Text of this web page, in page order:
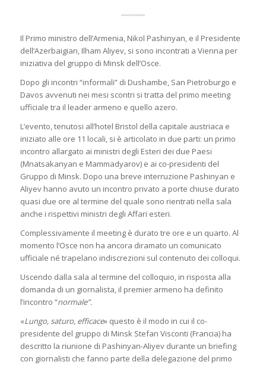
Il Primo ministro dell’Armenia, Nikol Pashinyan, e il Presidente
dell’Azerbaigian, Ilham Aliyev, si sono incontrati a Vienna per
iniziativa del gruppo di Minsk dell’Osce.
Dopo gli incontri “informali” di Dushambe, San Pietroburgo e
Davos avvenuti nei mesi scontri si tratta del primo meeting
ufficiale tra il leader armeno e quello azero.
L’evento, tenutosi all’hotel Bristol della capitale austriaca e
iniziato alle ore 11 locali, si è articolato in due parti: un primo
incontro allargato ai ministri degli Esteri dei due Paesi
(Mnatsakanyan e Mammadyarov) e ai co-presidenti del
Gruppo di Minsk. Dopo una breve interruzione Pashinyan e
Aliyev hanno avuto un incontro privato a porte chiuse durato
quasi due ore al termine del quale sono rientrati nella sala
anche i rispettivi ministri degli Affari esteri.
Complessivamente il meeting è durato tre ore e un quarto. Al
momento l’Osce non ha ancora diramato un comunicato
ufficiale né trapelano indiscrezioni sul contenuto dei colloqui.
Uscendo dalla sala al termine del colloquio, in risposta alla
domanda di un giornalista, il premier armeno ha definito
l’incontro “normale”.
«Lungo, saturo, efficace» questo è il modo in cui il co-
presidente del gruppo di Minsk Stefan Visconti (Francia) ha
descritto la riunione di Pashinyan-Aliyev durante un briefing
con giornalisti che fanno parte della delegazione del primo